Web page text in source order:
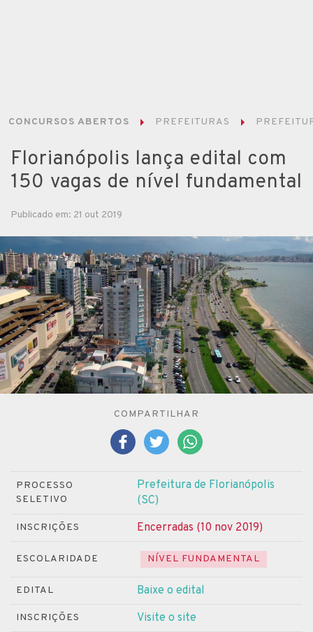
CONCURSOS ABERTOS PREFEITURAS
Florianópolis lança edital com
150 vagas de nível fundamental
Publicado em: 21 out 2019
COMPARTILHAR
PROCESSO
SELETIVO
Prefeitura de Florianópolis
(SC)
INSCRIÇÕES Encerradas (10 nov 2019)
ESCOLARIDADE NÍVEL FUNDAMENTAL
EDITAL Baixe o edital
INSCRIÇÕES Visite o site